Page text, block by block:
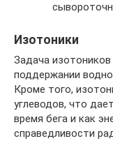
Изотоники
Задача
поддержании
Кроме того,
углеводов, что
время бега и как
справедливости